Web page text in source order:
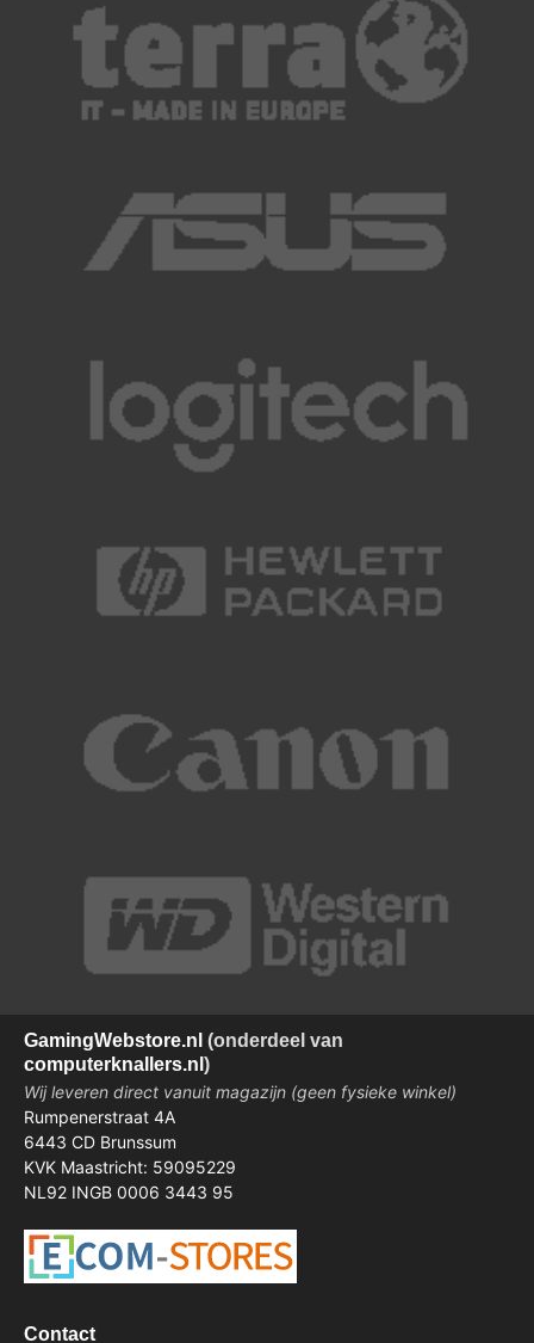
GamingWebstore.nl (onderdeel van
computerknallers.nl )
Wij leveren direct vanuit magazijn (geen fysieke winkel)
Rumpenerstraat 4A
6443 CD Brunssum
KVK Maastricht: 59095229
NL92 INGB 0006 3443 95
Contact